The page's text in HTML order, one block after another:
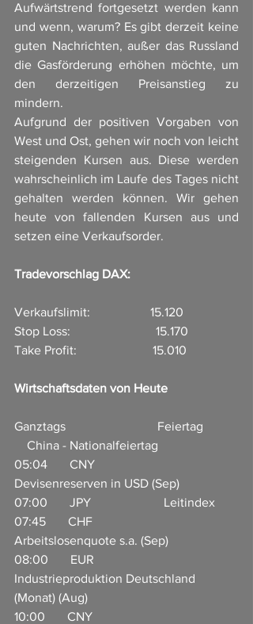
Aufwärtstrend fortgesetzt werden kann
und wenn, warum? Es gibt derzeit keine
guten Nachrichten, außer das Russland
die Gasförderung erhöhen möchte, um
den derzeitigen Preisanstieg zu
mindern.
Aufgrund der positiven Vorgaben von
West und Ost, gehen wir noch von leicht
steigenden Kursen aus. Diese werden
wahrscheinlich im Laufe des Tages nicht
gehalten werden können. Wir gehen
heute von fallenden Kursen aus und
setzen eine Verkaufsorder.
Tradevorschlag DAX:
Verkaufslimit:                   15.120
Stop Loss:                           15.170
Take Profit:                        15.010
Wirtschaftsdaten von Heute
Ganztags                             Feiertag
    China - Nationalfeiertag
05:04       CNY
Devisenreserven in USD (Sep)
07:00       JPY                       Leitindex
07:45       CHF
Arbeitslosenquote s.a. (Sep)
08:00       EUR
Industrieproduktion Deutschland
(Monat) (Aug)
10:00       CNY